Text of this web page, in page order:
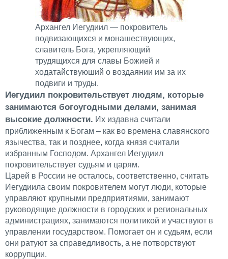
Архангел Иегудиил — покровитель
подвизающихся и монашествующих,
славитель Бога, укрепляющий
трудящихся для славы Божией и
ходатайствуюший о воздаянии им за их
подвиги и труды.
Иегудиил покровительствует людям, которые
занимаются богоугодными делами, занимая
высокие должности. Их издавна считали
приближенным к Богам – как во времена славянского
язычества, так и позднее, когда князя считали
избранным Господом. Архангел Иегудиил
покровительствует судьям и царям.
Царей в России не осталось, соответственно, считать
Иегудиила своим покровителем могут люди, которые
управляют крупными предприятиями, занимают
руководящие должности в городских и региональных
администрациях, занимаются политикой и участвуют в
управлении государством. Помогает он и судьям, если
они ратуют за справедливость, а не потворствуют
коррупции.